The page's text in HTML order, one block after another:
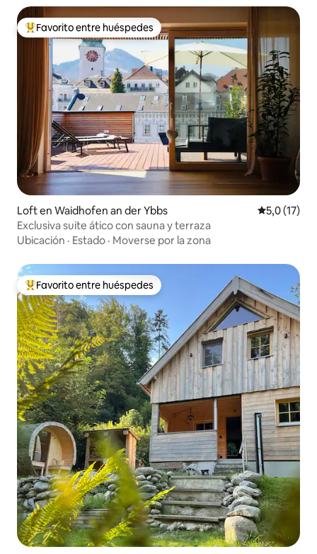
Favorito entre los huéspedes más destacados
Favorito entre huéspedes
Loft en Waidhofen an der Ybbs Calificación
5,0 (17)
Exclusiva suite ático con sauna y terraza
Ubicación · Estado · Moverse por la zona
Favorito entre los huéspedes más destacados
Favorito entre huéspedes